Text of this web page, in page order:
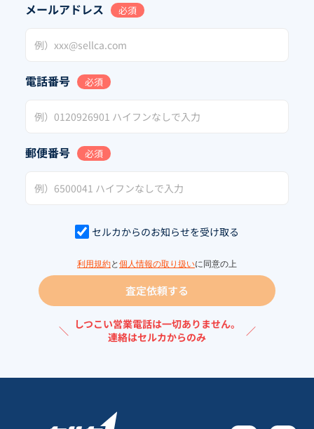
メールアドレス 必須
電話番号 必須
郵便番号 必須
セルカからのお知らせを受け取る
利用規約と 個人情報の取り扱いに同意の上
査定依頼する
＼ しつこい営業電話は一切ありません。
連絡はセルカからのみ
／